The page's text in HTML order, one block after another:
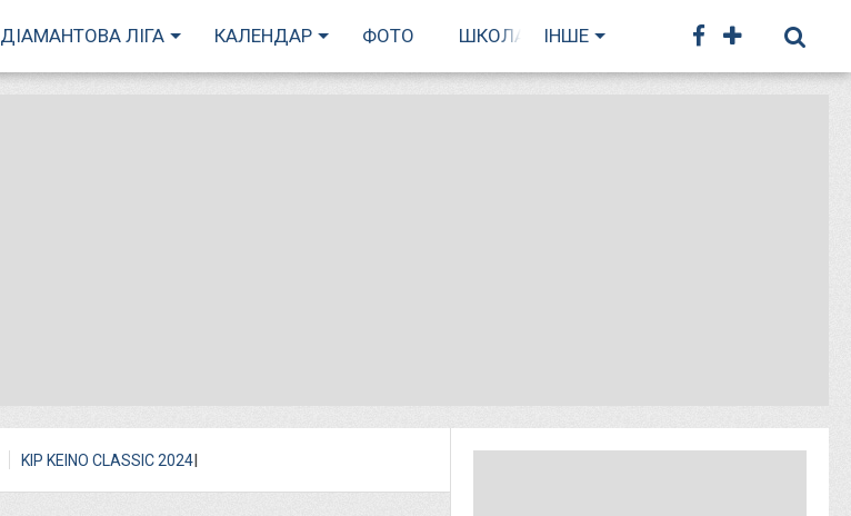
ДІАМАНТОВА ЛІГА КАЛЕНДАР ФОТО ШКОЛА БІГУ
ІНШЕ
I
KIP KEINO CLASSIC 2024